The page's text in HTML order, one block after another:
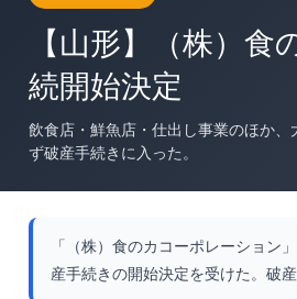
【山形】（株）
続開始決定
飲食店・鮮魚店・仕出し事業のほか
ず破産手続きに入った。
「（株）食のカコーポレーション
産手続きの開始決定を受けた。破